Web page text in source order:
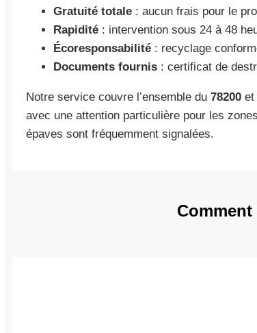
Gratuité totale : aucun frais pour le
Rapidité : intervention sous 24 à 48
Écoresponsabilité : recyclage
Documents fournis : certificat de
Notre service couvre l’ensemble du 78200 et
avec une attention particulière pour les
épaves sont fréquemment signalées.